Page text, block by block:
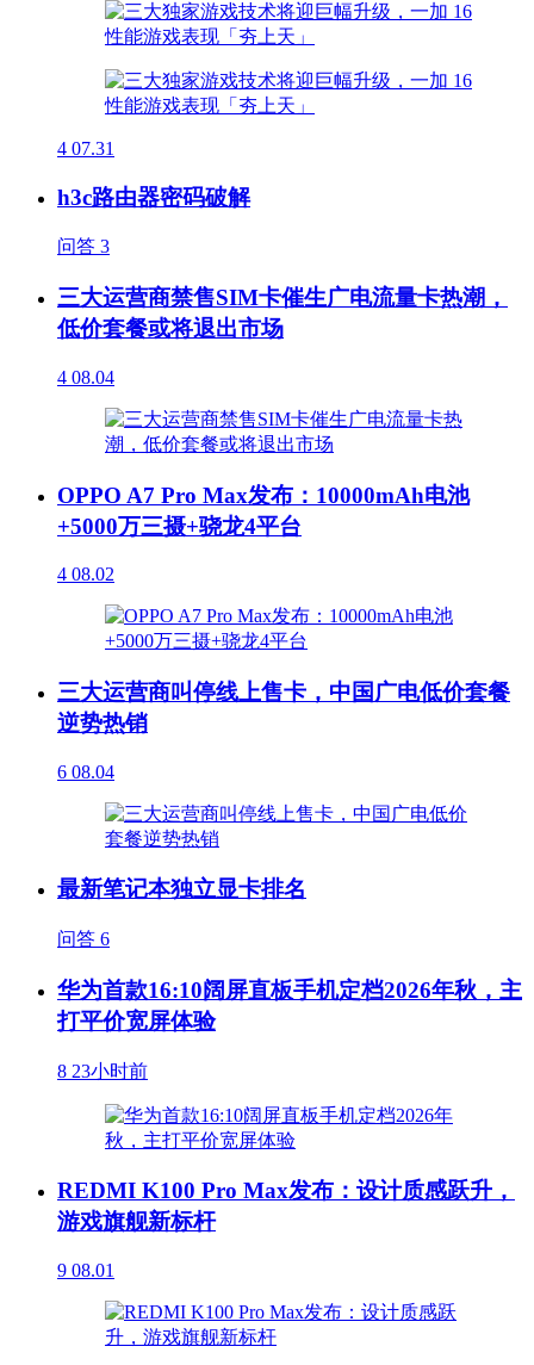
4 07.31
h3c路由器密码破解
问答 3
三大运营商禁售SIM卡催生广电流量卡热潮，
低价套餐或将退出市场
4 08.04
OPPO A7 Pro Max发布：10000mAh电池
+5000万三摄+骁龙4平台
4 08.02
三大运营商叫停线上售卡，中国广电低价套餐
逆势热销
6 08.04
最新笔记本独立显卡排名
问答 6
华为首款16:10阔屏直板手机定档2026年秋，主
打平价宽屏体验
8 23小时前
REDMI K100 Pro Max发布：设计质感跃升，
游戏旗舰新标杆
9 08.01